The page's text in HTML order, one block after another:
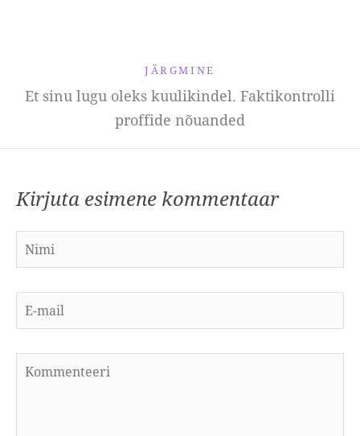
JÄRGMINE
Et sinu lugu oleks kuulikindel. Faktikontrolli
proffide nõuanded
Kirjuta esimene kommentaar